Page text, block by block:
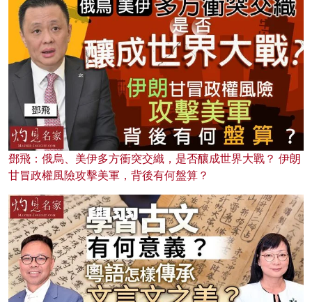
鄧飛：俄烏、美伊多方衝突交織，是否釀成世界大戰？ 伊朗
甘冒政權風險攻擊美軍，背後有何盤算？